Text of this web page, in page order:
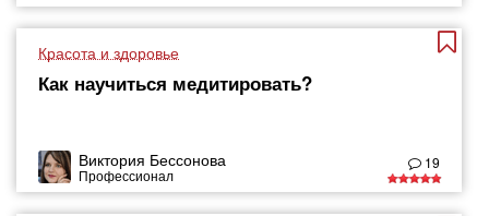
Красота и здоровье
Как научиться медитировать?
Виктория Бессонова
Профессионал
19